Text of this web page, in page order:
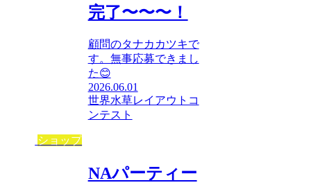
完了〜〜〜！
顧問のタナカカツキで
す。無事応募できまし
た😊
2026.06.01
世界水草レイアウトコ
ンテスト
ショップ
NAパーティー